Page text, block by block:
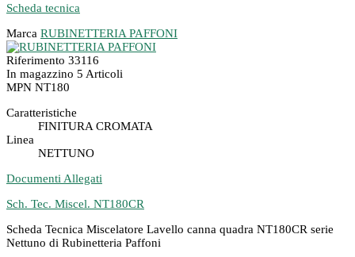
Scheda tecnica
Marca RUBINETTERIA PAFFONI
Riferimento 33116
In magazzino 5 Articoli
MPN NT180
Caratteristiche
FINITURA CROMATA
Linea
NETTUNO
Documenti Allegati
Sch. Tec. Miscel. NT180CR
Scheda Tecnica Miscelatore Lavello canna quadra NT180CR serie
Nettuno di Rubinetteria Paffoni